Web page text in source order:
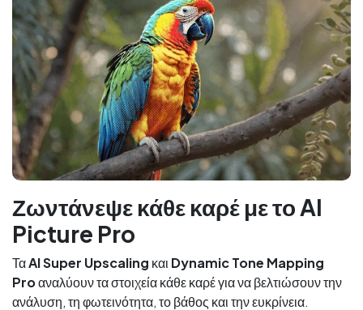
Ζωντάνεψε κάθε καρέ με το AI
Picture Pro
ΤαAI Super Upscaling και Dynamic Tone Mapping
Proαναλύουν τα στοιχεία κάθε καρέ για να βελτιώσουν την
ανάλυση, τη φωτεινότητα, το βάθος και την ευκρίνεια.